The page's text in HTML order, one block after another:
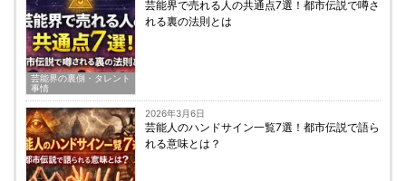
芸能界の裏側・タレント
事情
芸能界で売れる人の共通点7選！都市伝説で噂さ
れる裏の法則とは
2026年3月6日
芸能人のハンドサイン一覧7選！都市伝説で語ら
れる意味とは？